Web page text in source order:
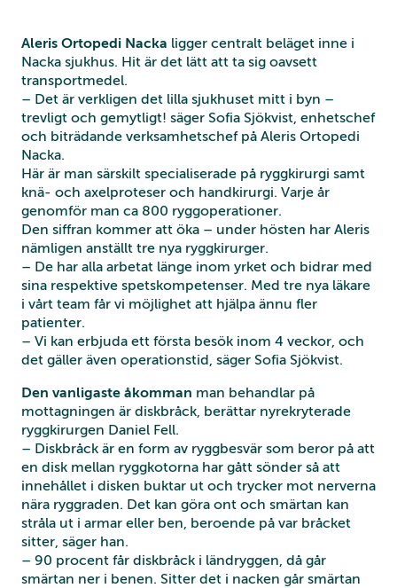
Aleris Ortopedi Nacka ligger centralt beläget inne i
Nacka sjukhus. Hit är det lätt att ta sig oavsett
transportmedel.
– Det är verkligen det lilla sjukhuset mitt i byn –
trevligt och gemytligt! säger Sofia Sjökvist, enhetschef
och biträdande verksamhetschef på Aleris Ortopedi
Nacka.
Här är man särskilt specialiserade på ryggkirurgi samt
knä- och axelproteser och handkirurgi. Varje år
genomför man ca 800 ryggoperationer.
Den siffran kommer att öka – under hösten har Aleris
nämligen anställt tre nya ryggkirurger.
– De har alla arbetat länge inom yrket och bidrar med
sina respektive spetskompetenser. Med tre nya läkare
i vårt team får vi möjlighet att hjälpa ännu fler
patienter.
– Vi kan erbjuda ett första besök inom 4 veckor, och
det gäller även operationstid, säger Sofia Sjökvist.
Den vanligaste åkomman man behandlar på
mottagningen är diskbråck, berättar nyrekryterade
ryggkirurgen Daniel Fell.
– Diskbråck är en form av ryggbesvär som beror på att
en disk mellan ryggkotorna har gått sönder så att
innehållet i disken buktar ut och trycker mot nerverna
nära ryggraden. Det kan göra ont och smärtan kan
stråla ut i armar eller ben, beroende på var bråcket
sitter, säger han.
– 90 procent får diskbråck i ländryggen, då går
smärtan ner i benen. Sitter det i nacken går smärtan